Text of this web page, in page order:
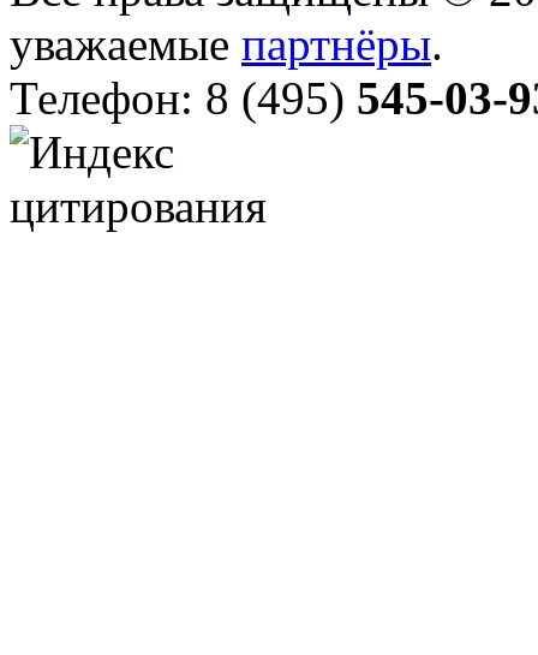
уважаемые партнёры.
Телефон: 8 (495) 545-03-